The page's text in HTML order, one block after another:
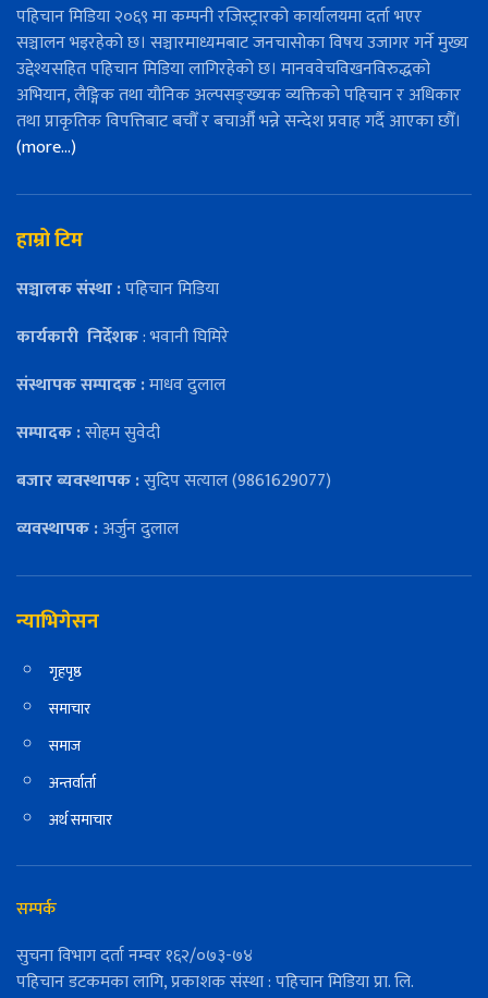
पहिचान मिडिया २०६९ मा कम्पनी रजिस्ट्रारको कार्यालयमा दर्ता भएर
सञ्चालन भइरहेको छ। सञ्चारमाध्यमबाट जनचासोका विषय उजागर गर्ने मुख्य
उद्देश्यसहित पहिचान मिडिया लागिरहेको छ। मानववेचविखनविरुद्धको
अभियान, लैङ्गिक तथा यौनिक अल्पसङ्ख्यक व्यक्तिको पहिचान र अधिकार
तथा प्राकृतिक विपत्तिबाट बचौँ र बचाऔँ भन्ने सन्देश प्रवाह गर्दै आएका छौँ।
(more…)
हाम्रो टिम
सञ्चालक संस्था :पहिचान मिडिया
कार्यकारी निर्देशक: भवानी घिमिरे
संस्थापक सम्पादक :माधव दुलाल
सम्पादक :सोहम सुवेदी
बजार ब्यवस्थापक :सुदिप सत्याल (9861629077)
व्यवस्थापक :अर्जुन दुलाल
न्याभिगेसन
गृहपृष्ठ
समाचार
समाज
अन्तर्वार्ता
अर्थ समाचार
सम्पर्क
सुचना विभाग दर्ता नम्वर १६२/०७३-७४
पहिचान डटकमका लागि, प्रकाशक संस्था : पहिचान मिडिया प्रा. लि.